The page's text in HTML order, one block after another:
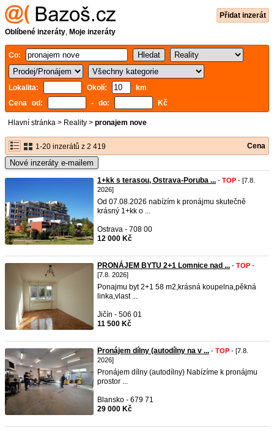
Přidat inzerát
Oblíbené inzeráty, Moje inzeráty
Co:
Lokalita: Okolí:
km
Cena od:
- do: Kč
Hlavní stránka > Reality > pronajem nove
1-20 inzerátů z 2 419 Cena
Nové inzeráty e-mailem
1+kk s terasou, Ostrava-Poruba ... - TOP - [7.8.
2026]
Od 07.08.2026 nabízím k pronájmu skutečně
krásný 1+kk o ...
Ostrava - 708 00
12 000 Kč
PRONÁJEM BYTU 2+1 Lomnice nad ... - TOP -
[7.8. 2026]
Ponajmu byt 2+1 58 m2,krásná koupelna,pěkná
linka,vlast ...
Jičín - 506 01
11 500 Kč
Pronájem dílny (autodílny na v ... - TOP - [7.8.
2026]
Pronájem dílny (autodílny) Nabízíme k pronájmu
prostor ...
Blansko - 679 71
29 000 Kč